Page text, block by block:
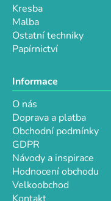
Kresba
Malba
Ostatní techniky
Papírnictví
Informace
O nás
Doprava a platba
Obchodní podmínky
GDPR
Návody a inspirace
Hodnocení obchodu
Velkoobchod